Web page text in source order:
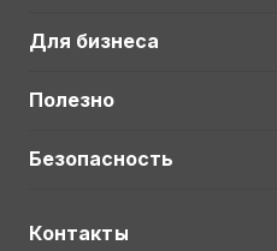
Для бизнеса
Полезно
Безопасность
Контакты